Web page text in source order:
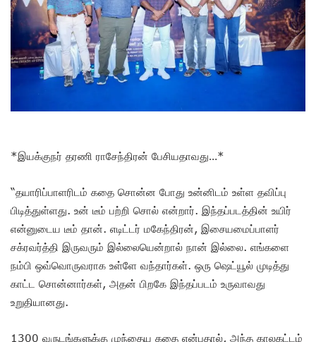
*இயக்குநர் தரணி ராசேந்திரன் பேசியதாவது…*
“தயாரிப்பாளரிடம் கதை சொன்ன போது உன்னிடம் உள்ள தவிப்பு
பிடித்துள்ளது. உன் டீம் பற்றி சொல் என்றார். இந்தப்படத்தின் உயிர்
என்னுடைய டீம் தான். எடிட்டர் மகேந்திரன், இசையமைப்பாளர்
சக்ரவர்த்தி இருவரும் இல்லையென்றால் நான் இல்லை. எங்களை
நம்பி ஒவ்வொருவராக உள்ளே வந்தார்கள். ஒரு ஷெட்யூல் முடித்து
காட்ட சொன்னார்கள், அதன் பிறகே இந்தப்படம் உருவாவது
உறுதியானது.
1300 வருடங்களுக்கு முந்தைய கதை என்பதால், அந்த காலகட்டம்